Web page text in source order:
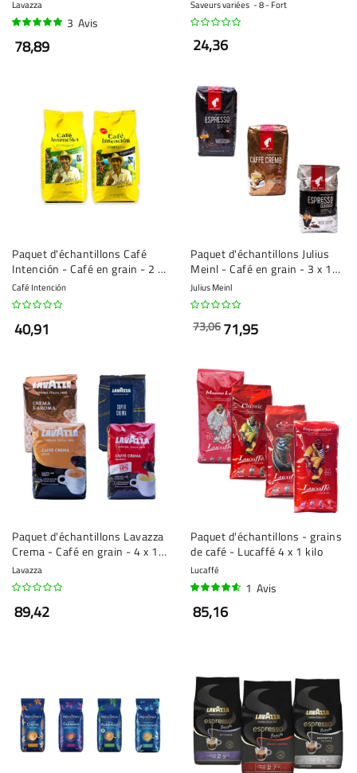
Lavazza
3 Avis
78,89
Saveurs variées 8 - Fort
24,36
Paquet d'échantillons Café
Intención - Café en grain - 2 x
1 kilo
Café Intención
40,91
Paquet d'échantillons Julius
Meinl - Café en grain - 3 x 1
kilo
Julius Meinl
71,95
73,06
Paquet d'échantillons Lavazza
Crema - Café en grain - 4 x 1
kilo
Lavazza
89,42
Paquet d'échantillons - grains
de café - Lucaffé 4 x 1 kilo
Lucaffé
1 Avis
85,16